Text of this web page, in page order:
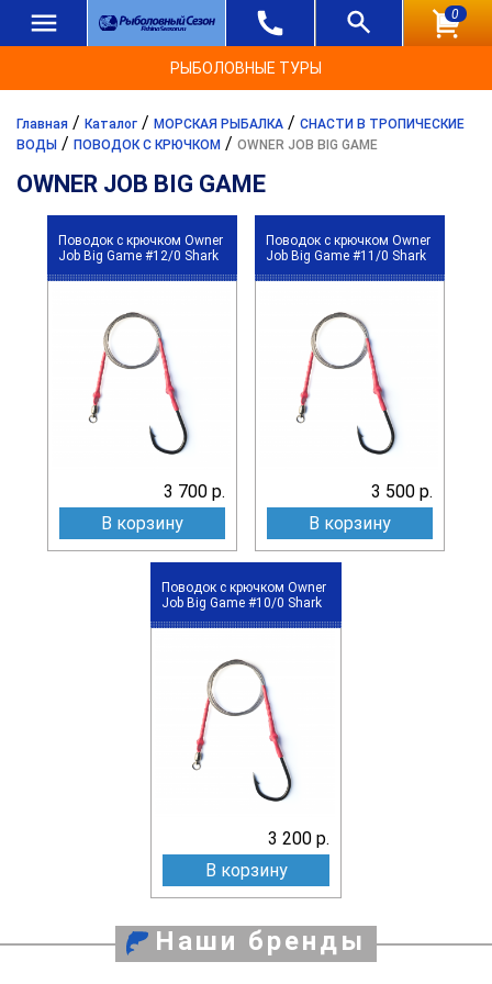
0
РЫБОЛОВНЫЕ ТУРЫ
Главная / Каталог / МОРСКАЯ РЫБАЛКА / СНАСТИ В ТРОПИЧЕСКИЕ
ВОДЫ / ПОВОДОК С КРЮЧКОМ / OWNER JOB BIG GAME
OWNER JOB BIG GAME
Поводок с крючком Owner
Job Big Game #12/0 Shark
3 700 р.
В корзину
Поводок с крючком Owner
Job Big Game #11/0 Shark
3 500 р.
В корзину
Поводок с крючком Owner
Job Big Game #10/0 Shark
3 200 р.
В корзину
Наши бренды